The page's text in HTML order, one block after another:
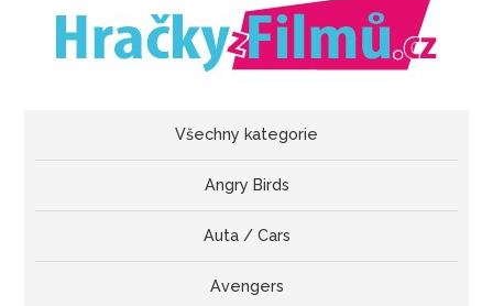
Všechny kategorie
Angry Birds
Auta / Cars
Avengers